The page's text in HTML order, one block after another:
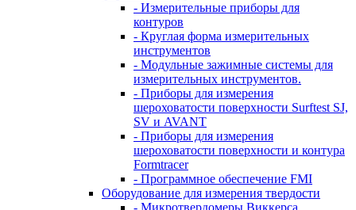
- Измерительные приборы для
контуров
- Круглая форма измерительных
инструментов
- Модульные зажимные системы для
измерительных инструментов.
- Приборы для измерения
шероховатости поверхности Surftest SJ,
SV и AVANT
- Приборы для измерения
шероховатости поверхности и контура
Formtracer
- Программное обеспечение FMI
Оборудование для измерения твердости
- Микротвердомеры Виккерса